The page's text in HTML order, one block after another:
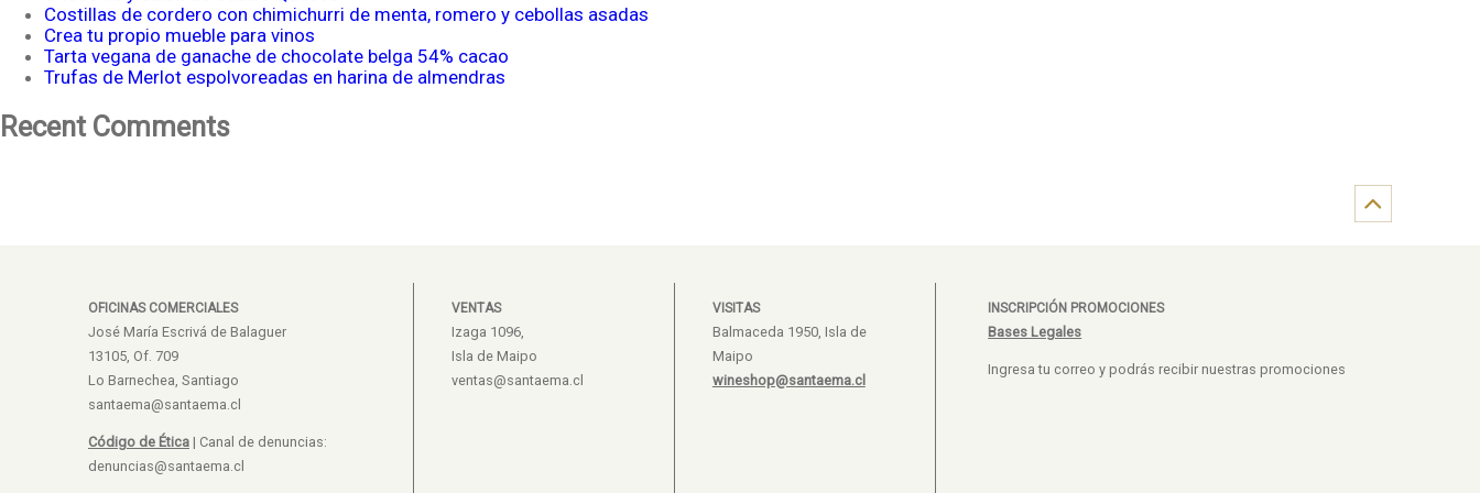
Costillas de cordero con chimichurri de menta, romero y cebollas asadas
Crea tu propio mueble para vinos
Tarta vegana de ganache de chocolate belga 54% cacao
Trufas de Merlot espolvoreadas en harina de almendras
Recent Comments
OFICINAS COMERCIALES
José María Escrivá de Balaguer
13105, Of. 709
Lo Barnechea, Santiago
santaema@santaema.cl
Código de Ética | Canal de denuncias:
denuncias@santaema.cl
VENTAS
Izaga 1096,
Isla de Maipo
ventas@santaema.cl
VISITAS
Balmaceda 1950, Isla de
Maipo
wineshop@santaema.cl
INSCRIPCIÓN PROMOCIONES
Bases Legales
Ingresa tu correo y podrás recibir nuestras promociones